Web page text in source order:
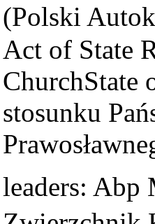
(Polski
Act of State
ChurchState
stosunku
leaders: Abp